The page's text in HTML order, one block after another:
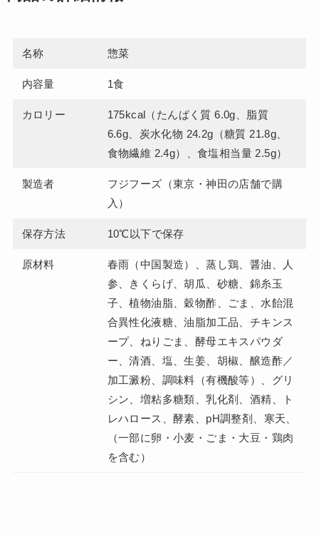
名称 惣菜
内容量 1食
カロリー
175kcal（たんぱく質 6.0g、脂質
6.6g、炭水化物 24.2g（糖質 21.8g、
食物繊維 2.4g）、食塩相当量 2.5g）
製造者
フジフーズ（東京・神田の店舗で購
入）
保存方法 10℃以下で保存
原材料
春雨（中国製造）、蒸し鶏、醤油、人
参、きくらげ、胡瓜、砂糖、錦糸玉
子、植物油脂、穀物酢、ごま、水飴混
合異性化液糖、油脂加工品、チキンス
ープ、ねりごま、酵母エキスパウダ
ー、清酒、塩、生姜、胡椒、醸造酢／
加工澱粉、調味料（有機酸等）、グリ
シン、増粘多糖類、乳化剤、酒精、ト
レハロース、酵素、pH調整剤、寒天、
（一部に卵・小麦・ごま・大豆・鶏肉
を含む）